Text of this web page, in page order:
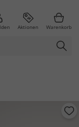
Aktionen Warenkorb